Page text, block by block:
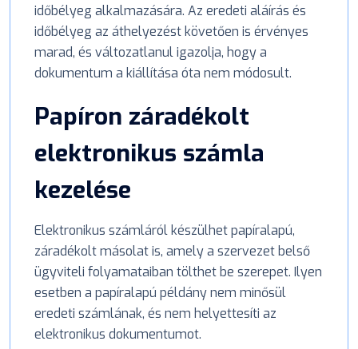
időbélyeg alkalmazására. Az eredeti aláírás és
időbélyeg az áthelyezést követően is érvényes
marad, és változatlanul igazolja, hogy a
dokumentum a kiállítása óta nem módosult.
Papíron záradékolt
elektronikus számla
kezelése
Elektronikus számláról készülhet papíralapú,
záradékolt másolat is, amely a szervezet belső
ügyviteli folyamataiban tölthet be szerepet. Ilyen
esetben a papíralapú példány nem minősül
eredeti számlának, és nem helyettesíti az
elektronikus dokumentumot.